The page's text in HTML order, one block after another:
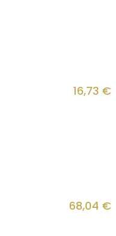
16,73 €
68,04 €